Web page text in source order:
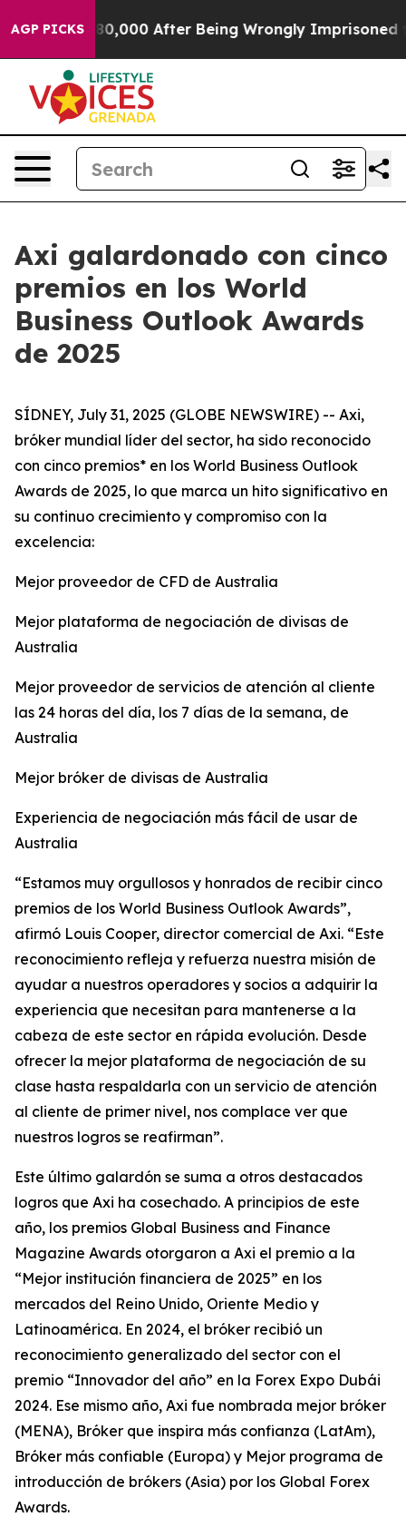
AGP PICKS
Up to $480,000 After Being Wrongly Imprisoned
Axi galardonado con cinco
premios en los World
Business Outlook Awards
de 2025
SÍDNEY, July 31, 2025 (GLOBE NEWSWIRE) -- Axi,
bróker mundial líder del sector, ha sido reconocido
con cinco premios* en los World Business Outlook
Awards de 2025, lo que marca un hito significativo en
su continuo crecimiento y compromiso con la
excelencia:
Mejor proveedor de CFD de Australia
Mejor plataforma de negociación de divisas de
Australia
Mejor proveedor de servicios de atención al cliente
las 24 horas del día, los 7 días de la semana, de
Australia
Mejor bróker de divisas de Australia
Experiencia de negociación más fácil de usar de
Australia
“Estamos muy orgullosos y honrados de recibir cinco
premios de los World Business Outlook Awards”,
afirmó Louis Cooper, director comercial de Axi. “Este
reconocimiento refleja y refuerza nuestra misión de
ayudar a nuestros operadores y socios a adquirir la
experiencia que necesitan para mantenerse a la
cabeza de este sector en rápida evolución. Desde
ofrecer la mejor plataforma de negociación de su
clase hasta respaldarla con un servicio de atención
al cliente de primer nivel, nos complace ver que
nuestros logros se reafirman”.
Este último galardón se suma a otros destacados
logros que Axi ha cosechado. A principios de este
año, los premios Global Business and Finance
Magazine Awards otorgaron a Axi el premio a la
“Mejor institución financiera de 2025” en los
mercados del Reino Unido, Oriente Medio y
Latinoamérica. En 2024, el bróker recibió un
reconocimiento generalizado del sector con el
premio “Innovador del año” en la Forex Expo Dubái
2024. Ese mismo año, Axi fue nombrada mejor bróker
(MENA), Bróker que inspira más confianza (LatAm),
Bróker más confiable (Europa) y Mejor programa de
introducción de brókers (Asia) por los Global Forex
Awards.